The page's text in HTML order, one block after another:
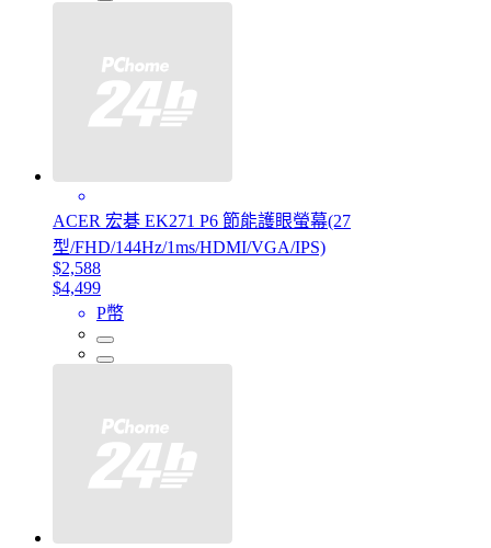
ACER 宏碁 EK271 P6 節能護眼螢幕(27
型/FHD/144Hz/1ms/HDMI/VGA/IPS)
$2,588
$4,499
P幣